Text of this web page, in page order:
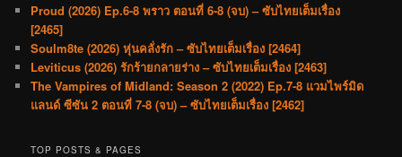
Proud (2026) Ep.6-8 พราว ตอนที่ 6-8 (จบ) – ซับไทยเต็มเรื่อง
[2465]
Soulm8te (2026) หุ่นคลั่งรัก – ซับไทยเต็มเรื่อง [2464]
Leviticus (2026) รักร้ายกลายร่าง – ซับไทยเต็มเรื่อง [2463]
The Vampires of Midland: Season 2 (2022) Ep.7-8 แวมไพร์มิด
แลนด์ ซีซัน 2 ตอนที่ 7-8 (จบ) – ซับไทยเต็มเรื่อง [2462]
TOP POSTS & PAGES